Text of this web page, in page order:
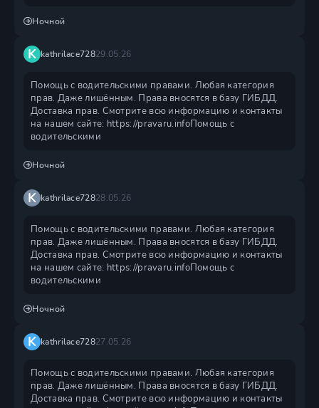
Ночной
K kathrilace72829.05.26
Помощь с водительскими правами. Любая категория
прав. Даже лишённым. Права вносятся в базу ГИБДД.
Доставка прав. Смотрите всю информацию и контакты
на нашем сайте: https://pravaru.infoПомощь с
водительскими
Ночной
K kathrilace72828.05.26
Помощь с водительскими правами. Любая категория
прав. Даже лишённым. Права вносятся в базу ГИБДД.
Доставка прав. Смотрите всю информацию и контакты
на нашем сайте: https://pravaru.infoПомощь с
водительскими
Ночной
K kathrilace72827.05.26
Помощь с водительскими правами. Любая категория
прав. Даже лишённым. Права вносятся в базу ГИБДД.
Доставка прав. Смотрите всю информацию и контакты